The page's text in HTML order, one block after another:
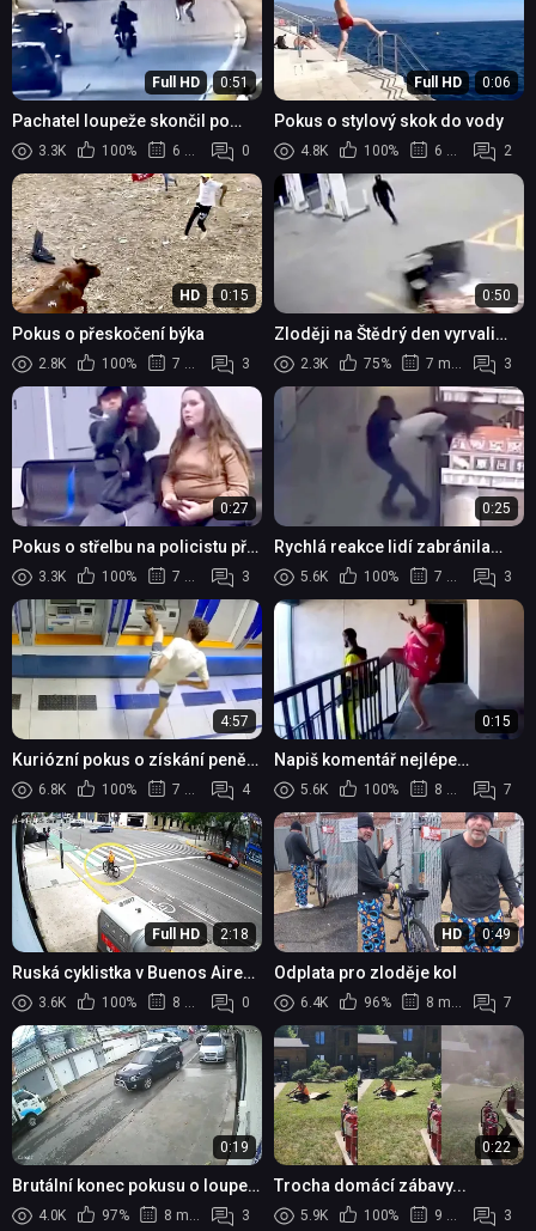
Full HD 0:51
Pachatel loupeže skončil po
srážce s autem v rukou policie
3.3K 100% 6 měsíců 0
Full HD 0:06
Pokus o stylový skok do vody
4.8K 100% 6 měsíců 2
HD 0:15
Pokus o přeskočení býka
2.8K 100% 7 měsíců 3
0:50
Zloději na Štědrý den vyrvali
bankomat ze 7-Eleven a ujeli
2.3K 75% 7 měsíců 3
0:27
Pokus o střelbu na policistu při
krádeži ve Walmartu
3.3K 100% 7 měsíců 3
0:25
Rychlá reakce lidí zabránila
tragédii v obchodním centru
5.6K 100% 7 měsíců 3
4:57
Kuriózní pokus o získání peněz
z bankomatu v bance
6.8K 100% 7 měsíců 4
0:15
Napiš komentář nejlépe
vystihující video #8
5.6K 100% 8 měsíců 7
Full HD 2:18
Ruská cyklistka v Buenos Aires
statečně zneškodnila útočníka
při pokusu o loupež
3.6K 100% 8 měsíců 0
HD 0:49
Odplata pro zloděje kol
6.4K 96% 8 měsíců 7
0:19
Brutální konec pokusu o loupež:
Jeden podezřelý usmrcen po
4.0K 97% 8 měsíců 3
0:22
Trocha domácí zábavy...
5.9K 100% 9 měsíců 3